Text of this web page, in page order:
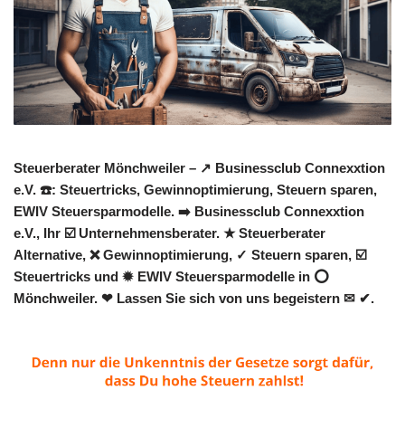
Steuerberater Mönchweiler – ↗️ Businessclub Connexxtion
e.V. ☎️: Steuertricks, Gewinnoptimierung, Steuern sparen,
EWIV Steuersparmodelle. ➡️ Businessclub Connexxtion
e.V., Ihr ☑️ Unternehmensberater. ★ Steuerberater
Alternative, ❌ Gewinnoptimierung, ✓ Steuern sparen, ☑️
Steuertricks und ✹ EWIV Steuersparmodelle in ⭕
Mönchweiler. ❤ Lassen Sie sich von uns begeistern ✉ ✔.